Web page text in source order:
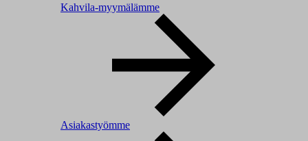
Kahvila-myymälämme
Asiakastyömme